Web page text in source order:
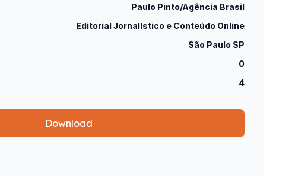
Paulo Pinto/Agência Brasil
Editorial Jornalístico e Conteúdo Online
São Paulo SP
0
4
Download